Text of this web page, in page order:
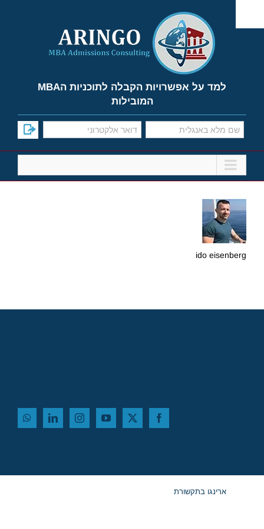
content
למד על אפשרויות הקבלה לתוכניות הMBA
המובילות
ido eisenberg
ארינגו בתקשורת